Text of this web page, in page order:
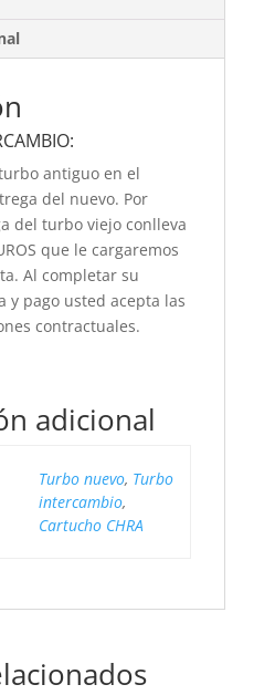
antiguo en el
del nuevo. Por
del turbo viejo conlleva
que le cargaremos
Al completar su
y pago usted acepta las
contractuales.
adicional
Turbo nuevo, Turbo
intercambio,
Cartucho CHRA